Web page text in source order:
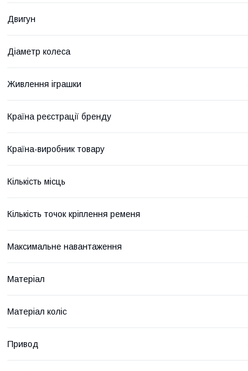
Двигун
Діаметр колеса
Живлення іграшки
Країна реєстрації бренду
Країна-виробник товару
Кількість місць
Кількість точок кріплення ременя
Максимальне навантаження
Матеріал
Матеріал коліс
Привод